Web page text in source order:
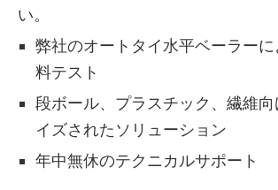
い。
弊社のオートタイ水平ベーラー
料テスト
段ボール、プラスチック、繊維
イズされたソリューション
年中無休のテクニカルサポート